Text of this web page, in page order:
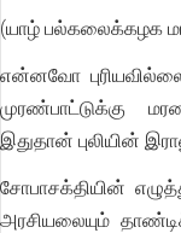
(யாழ் பல்கலைக்கழக
என்னவோ
முரண்பாட்டுக்கு
இதுதான் புலியின்
சோபாசக்தியின்
அரசியலையும்